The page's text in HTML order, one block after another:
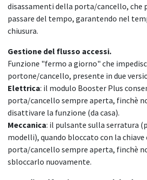
disassamenti della porta/cancello, che
passare del tempo, garantendo nel
chiusura.
Gestione del flusso accessi.
Funzione "fermo a giorno" che
portone/cancello, presente in due
Elettrica: il modulo Booster Plus
porta/cancello sempre aperta, finchè
disattivare la funzione (da casa).
Meccanica: il pulsante sulla serratura
modelli), quando bloccato con la chiave
porta/cancello sempre aperta, finchè
sbloccarlo nuovamente.